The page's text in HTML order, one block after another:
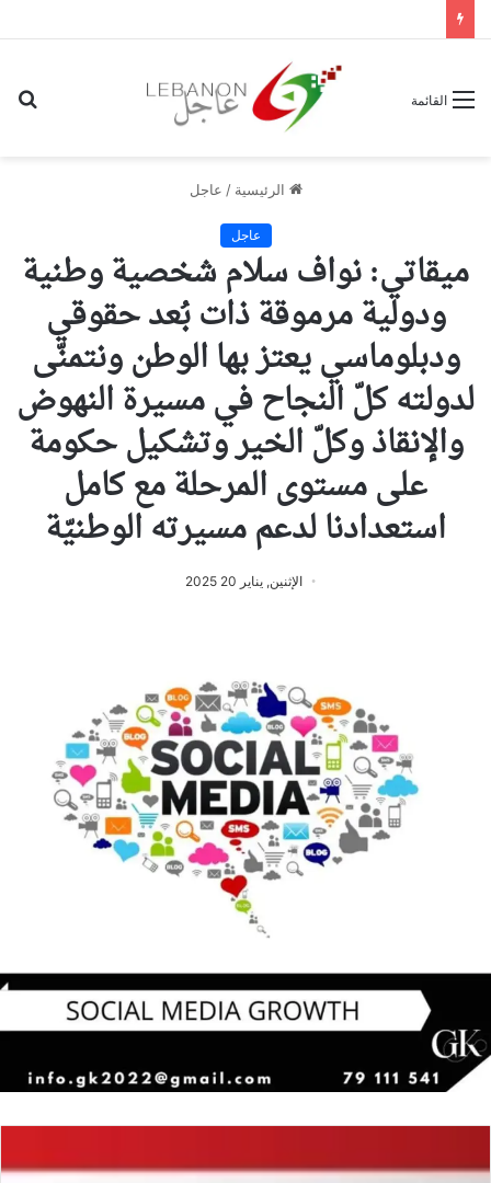
القائمة
الرئيسية / عاجل
عاجل
ميقاتي: نواف سلام شخصية وطنية
ودولية مرموقة ذات بُعد حقوقي
ودبلوماسي يعتز بها الوطن ونتمنّى
لدولته كلّ النجاح في مسيرة النهوض
والإنقاذ وكلّ الخير وتشكيل حكومة
على مستوى المرحلة مع كامل
استعدادنا لدعم مسيرته الوطنيّة
الإثنين, يناير 20 2025